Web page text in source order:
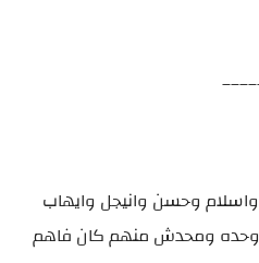
واسلام وحسن وانيجل وايهاب
ومحدش منهم كان فاهم